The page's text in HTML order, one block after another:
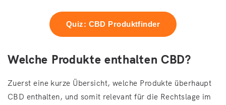
Quiz: CBD Produktfinder
Welche Produkte enthalten CBD?
Zuerst eine kurze Übersicht, welche Produkte überhaupt
CBD enthalten, und somit relevant für die Rechtslage im